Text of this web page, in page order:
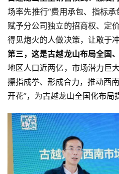
场率先推行“费用承包、指标承
赋予分公司独立的招商权、定
得见炮火的人做决策，让敢于
第三，这是古越龙山布局全国
地区人口近两亿，市场潜力巨
攥指成拳、形成合力，推动西
开花”，为古越龙山全国化布局